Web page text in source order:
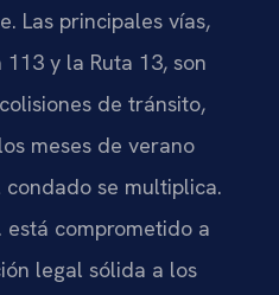
Las principales vías,
y la Ruta 13, son
de tránsito,
meses de verano
se multiplica.
está comprometido a
legal sólida a los